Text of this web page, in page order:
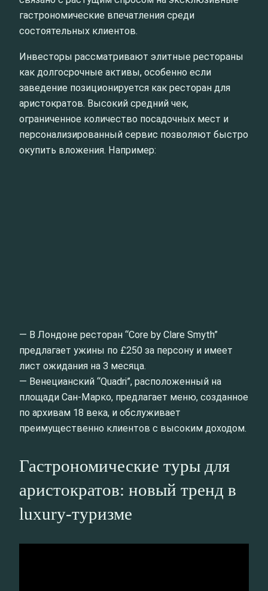
гастрономические впечатления среди
состоятельных клиентов.
Инвесторы рассматривают элитные рестораны
как долгосрочные активы, особенно если
заведение позиционируется как ресторан для
аристократов. Высокий средний чек,
ограниченное количество посадочных мест и
персонализированный сервис позволяют быстро
окупить вложения. Например:
— В Лондоне ресторан “Core by Clare Smyth”
предлагает ужины по £250 за персону и имеет
лист ожидания на 3 месяца.
— Венецианский “Quadri”, расположенный на
площади Сан-Марко, предлагает меню, созданное
по архивам 18 века, и обслуживает
преимущественно клиентов с высоким доходом.
Гастрономические туры для
аристократов: новый тренд в
luxury-туризме